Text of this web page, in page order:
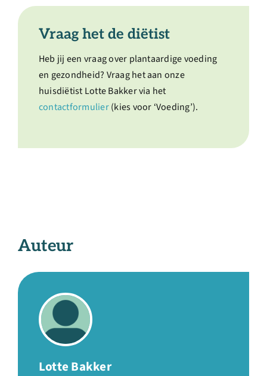
Vraag het de diëtist
Heb jij een vraag over plantaardige voeding
en gezondheid? Vraag het aan onze
huisdiëtist Lotte Bakker via het
contactformulier(kies voor ‘Voeding’).
Auteur
Lotte Bakker